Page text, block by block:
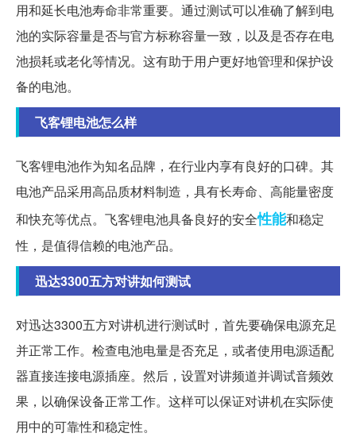
用和延长电池寿命非常重要。通过测试可以准确了解到电
池的实际容量是否与官方标称容量一致，以及是否存在电
池损耗或老化等情况。这有助于用户更好地管理和保护设
备的电池。
飞客锂电池怎么样
飞客锂电池作为知名品牌，在行业内享有良好的口碑。其
电池产品采用高品质材料制造，具有长寿命、高能量密度
和快充等优点。飞客锂电池具备良好的安全性能和稳定
性，是值得信赖的电池产品。
迅达3300五方对讲如何测试
对迅达3300五方对讲机进行测试时，首先要确保电源充足
并正常工作。检查电池电量是否充足，或者使用电源适配
器直接连接电源插座。然后，设置对讲频道并调试音频效
果，以确保设备正常工作。这样可以保证对讲机在实际使
用中的可靠性和稳定性。